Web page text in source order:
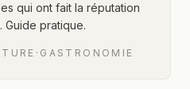
qui ont fait la réputation
Guide pratique.
· GASTRONOMIE